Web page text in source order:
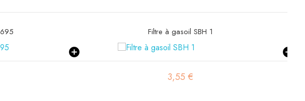
Filtre hydraulique SH53051
37,15 €